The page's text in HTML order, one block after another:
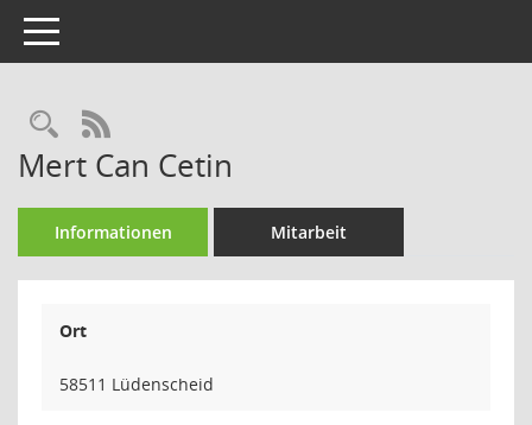
Toggle navigation
Rechercheauswahl
RSS-Feed
Mert Can Cetin
Informationen Mitarbeit
Ort
58511 Lüdenscheid